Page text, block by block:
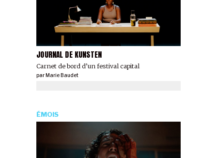
JOURNAL DE KUNSTEN
Carnet de bord d’un festival capital
parMarie Baudet
ÉMOIS